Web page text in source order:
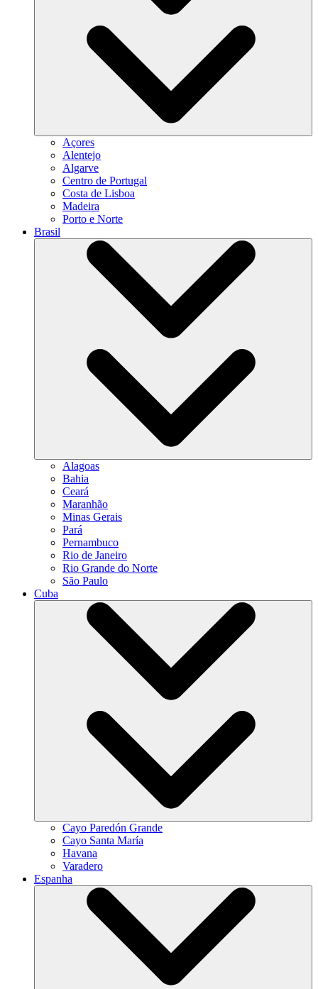
Açores
Alentejo
Algarve
Centro de Portugal
Costa de Lisboa
Madeira
Porto e Norte
Brasil
Alagoas
Bahia
Ceará
Maranhão
Minas Gerais
Pará
Pernambuco
Rio de Janeiro
Rio Grande do Norte
São Paulo
Cuba
Cayo Paredón Grande
Cayo Santa María
Havana
Varadero
Espanha